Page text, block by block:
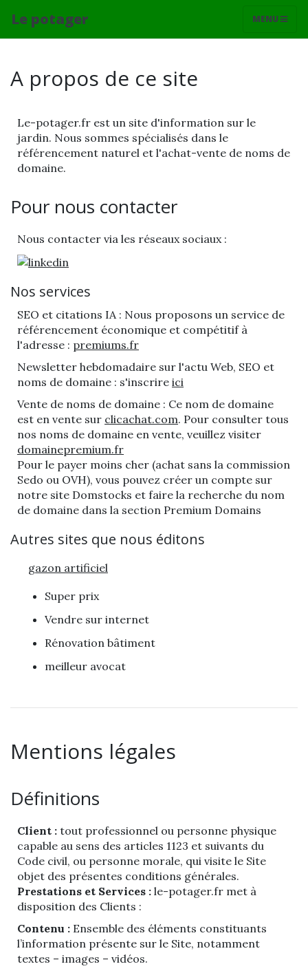
Le potager MENU
A propos de ce site
Le-potager.fr est un site d'information sur le
jardin. Nous sommes spécialisés dans le
référencement naturel et l'achat-vente de noms de
domaine.
Pour nous contacter
Nous contacter via les réseaux sociaux :
Nos services
SEO et citations IA : Nous proposons un service de
référencement économique et compétitif à
l'adresse : premiums.fr
Newsletter hebdomadaire sur l'actu Web, SEO et
noms de domaine : s'inscrire ici
Vente de noms de domaine : Ce nom de domaine
est en vente sur clicachat.com. Pour consulter tous
nos noms de domaine en vente, veuillez visiter
domainepremium.fr
Pour le payer moins cher (achat sans la commission
Sedo ou OVH), vous pouvez créer un compte sur
notre site Domstocks et faire la recherche du nom
de domaine dans la section Premium Domains
Autres sites que nous éditons
gazon artificiel
Super prix
Vendre sur internet
Rénovation bâtiment
meilleur avocat
Mentions légales
Définitions
Client : tout professionnel ou personne physique
capable au sens des articles 1123 et suivants du
Code civil, ou personne morale, qui visite le Site
objet des présentes conditions générales.
Prestations et Services : le-potager.fr met à
disposition des Clients :
Contenu : Ensemble des éléments constituants
l’information présente sur le Site, notamment
textes – images – vidéos.